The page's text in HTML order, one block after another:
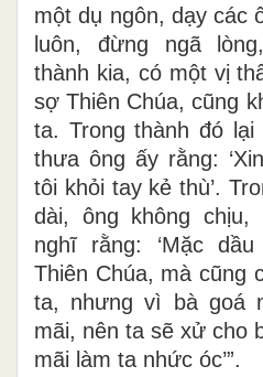
một dụ ngôn, dạy các
luôn, đừng ngã
thành kia, có một vị
sợ Thiên Chúa, cũng
ta. Trong thành đó
thưa ông ấy rằng:
tôi khỏi tay kẻ thù’.
dài, ông không chịu,
nghĩ rằng: ‘Mặc
Thiên Chúa, mà cũng
ta, nhưng vì bà goá
mãi, nên ta sẽ xử cho
mãi làm ta nhức óc’”.